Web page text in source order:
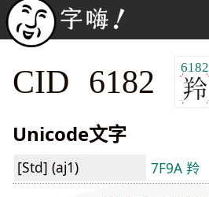
CID 6182 6182
Unicode文字
[Std] (aj1) 7F9A 羚